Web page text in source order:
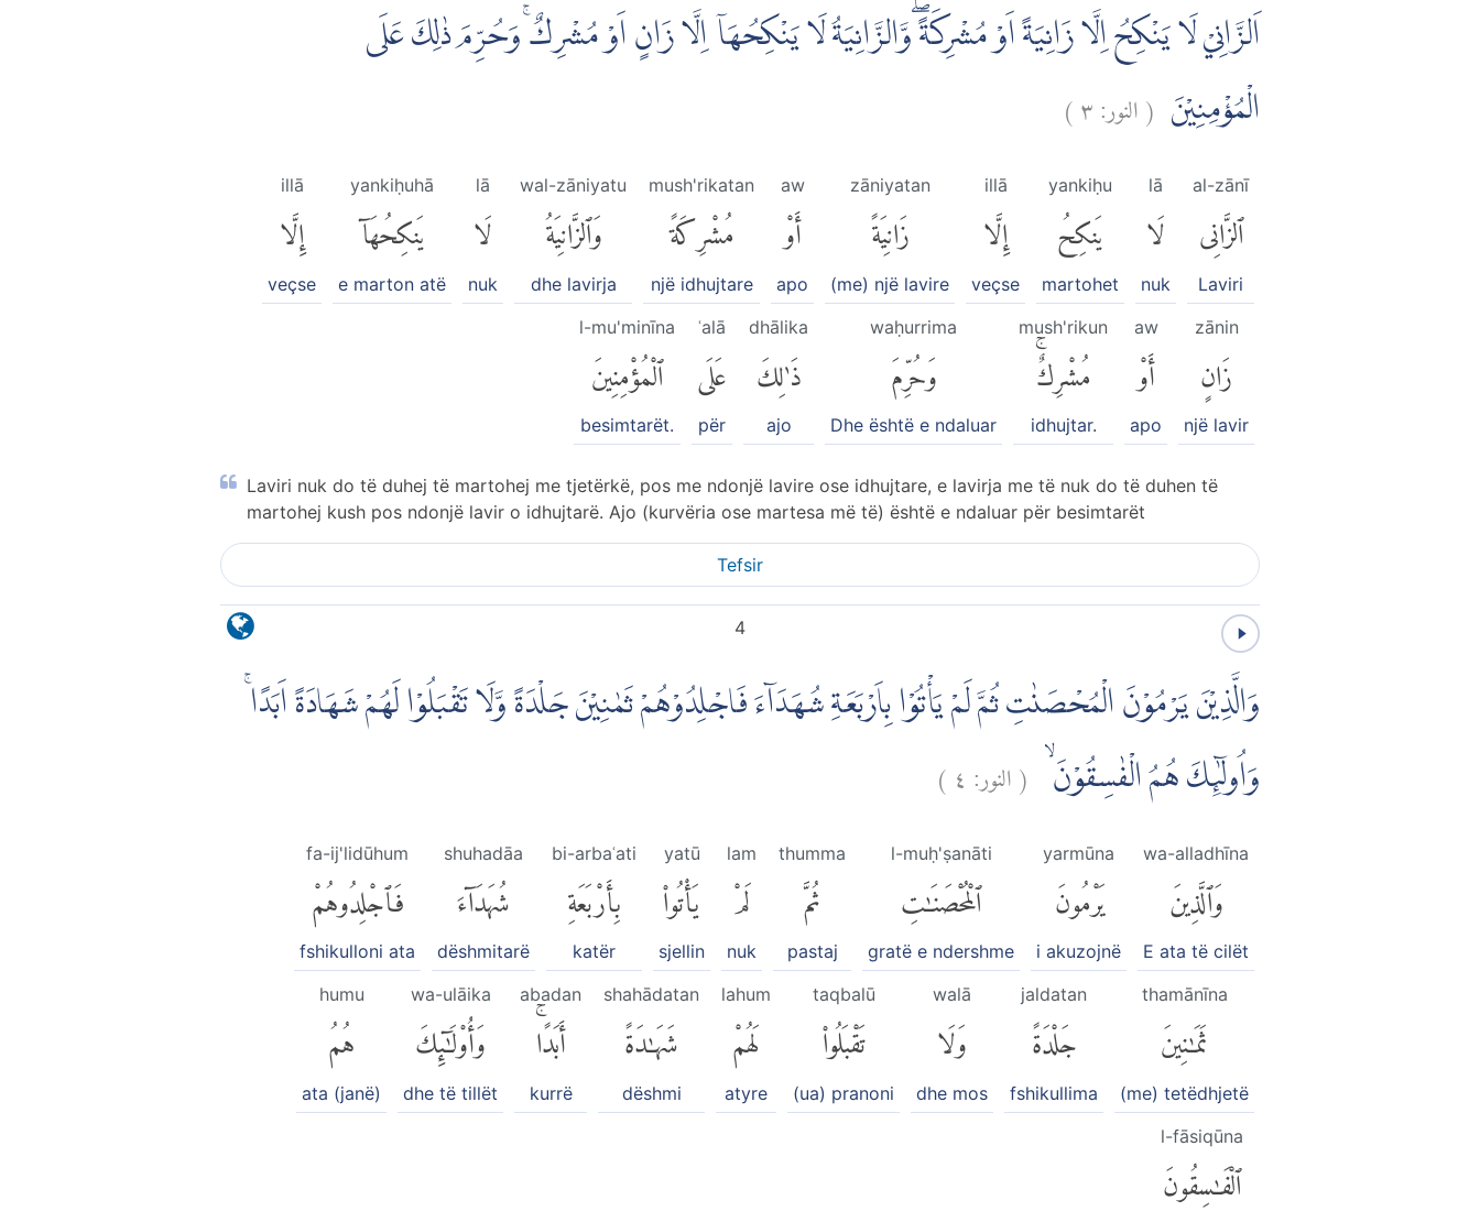
اَلزَّانِيْ لَا يَنْكِحُ اِلَّا زَانِيَةً اَوْ مُشْرِكَةً ۖوَّالزَّانِيَةُ لَا يَنْكِحُهَآ اِلَّا زَانٍ اَوْ مُشْرِكٌۚ وَحُرِّمَ ذٰلِكَ عَلَى
الْمُؤْمِنِيْنَ (النور:٣)
al-zānī
ٱلزَّانِى
Laviri
lā
لَا
nuk
yankiḥu
يَنكِحُ
martohet
illā
إِلَّا
veçse
zāniyatan
زَانِيَةً
(me) një lavire
aw
أَوْ
apo
mush'rikatan
مُشْرِكَةً
një idhujtare
wal-zāniyatu
وَٱلزَّانِيَةُ
dhe lavirja
lā
لَا
nuk
yankiḥuhā
يَنكِحُهَآ
e marton atë
illā
إِلَّا
veçse
zānin
زَانٍ
një lavir
aw
أَوْ
apo
mush'rikun
مُشْرِكٌۚ
idhujtar.
waḥurrima
وَحُرِّمَ
Dhe është e ndaluar
dhālika
ذَٰلِكَ
ajo
ʿalā
عَلَى
për
l-mu'minīna
ٱلْمُؤْمِنِينَ
besimtarët.
Laviri nuk do të duhej të martohej me tjetërkë, pos me ndonjë lavire ose idhujtare, e lavirja me të nuk do të duhen të
martohej kush pos ndonjë lavir o idhujtarë. Ajo (kurvëria ose martesa më të) është e ndaluar për besimtarët
Tefsir
4
وَالَّذِيْنَ يَرْمُوْنَ الْمُحْصَنٰتِ ثُمَّ لَمْ يَأْتُوْا بِاَرْبَعَةِ شُهَدَاۤءَ فَاجْلِدُوْهُمْ ثَمٰنِيْنَ جَلْدَةً وَّلَا تَقْبَلُوْا لَهُمْ شَهَادَةً اَبَدًاۚ
وَاُولٰۤىِٕكَ هُمُ الْفٰسِقُوْنَ ۙ (النور: ٤)
wa-alladhīna
وَٱلَّذِينَ
E ata të cilët
yarmūna
يَرْمُونَ
i akuzojnë
l-muḥ'ṣanāti
ٱلْمُحْصَنَٰتِ
gratë e ndershme
thumma
ثُمَّ
pastaj
lam
لَمْ
nuk
yatū
يَأْتُوا۟
sjellin
bi-arbaʿati
بِأَرْبَعَةِ
katër
shuhadāa
شُهَدَآءَ
dëshmitarë
fa-ij'lidūhum
فَٱجْلِدُوهُمْ
fshikulloni ata
thamānīna
ثَمَٰنِينَ
(me) tetëdhjetë
jaldatan
جَلْدَةً
fshikullima
walā
وَلَا
dhe mos
taqbalū
تَقْبَلُوا۟
(ua) pranoni
lahum
لَهُمْ
atyre
shahādatan
شَهَٰدَةً
dëshmi
abadan
أَبَدًاۚ
kurrë
wa-ulāika
وَأُو۟لَٰٓئِكَ
dhe të tillët
humu
هُمُ
ata (janë)
l-fāsiqūna
ٱلْفَٰسِقُونَ